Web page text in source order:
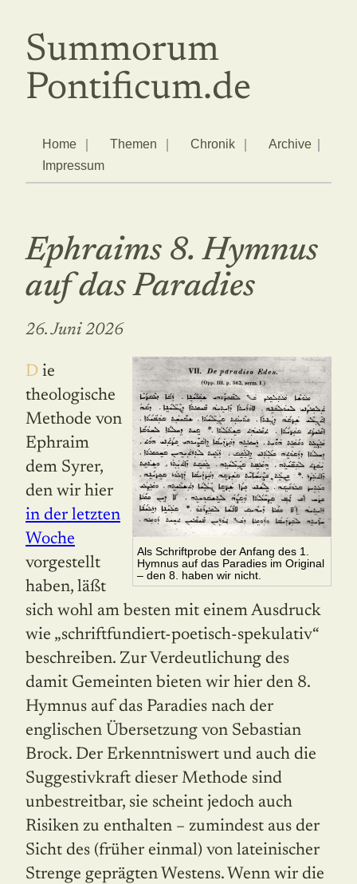
Summorum
Pontificum.de
Home Themen Chronik
Archive
Impressum
Ephraims 8. Hymnus
auf das Paradies
26. Juni 2026
Als Schriftprobe der Anfang des 1.
Hymnus auf das Paradies im Original
– den 8. haben wir nicht.
Die
theologische
Methode von
Ephraim
dem Syrer,
den wir hier
in der letzten
Woche
vorgestellt
ha­ben, läßt
sich wohl am besten mit einem Ausdruck
wie „schriftfundiert-poetisch-spekulativ“
beschreiben. Zur Verdeutlichung des
damit Gemeinten bieten wir hier den 8.
Hymnus auf das Paradies nach der
englischen Übersetzung von Sebastian
Brock. Der Erkenntniswert und auch die
Sug­gestivkraft dieser Methode sind
unbestreitbar, sie scheint jedoch auch
Risiken zu enthalten – zumindest aus der
Sicht des (früher einmal) von lateinischer
Strenge geprägten Westens. Wenn wir die